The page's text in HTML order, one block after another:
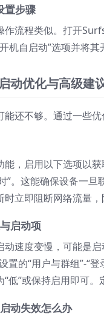
置步骤
作流程类似。打开
机自启动”选项并将
动优化与高级建
能还不够。通过一些
，启用以下选项以
”。这能确保设备一
立即阻断网络流量，
启动项
动速度变慢，可能是
置的“用户与群组”-“
“低”或保持启用即可
动失效怎么办